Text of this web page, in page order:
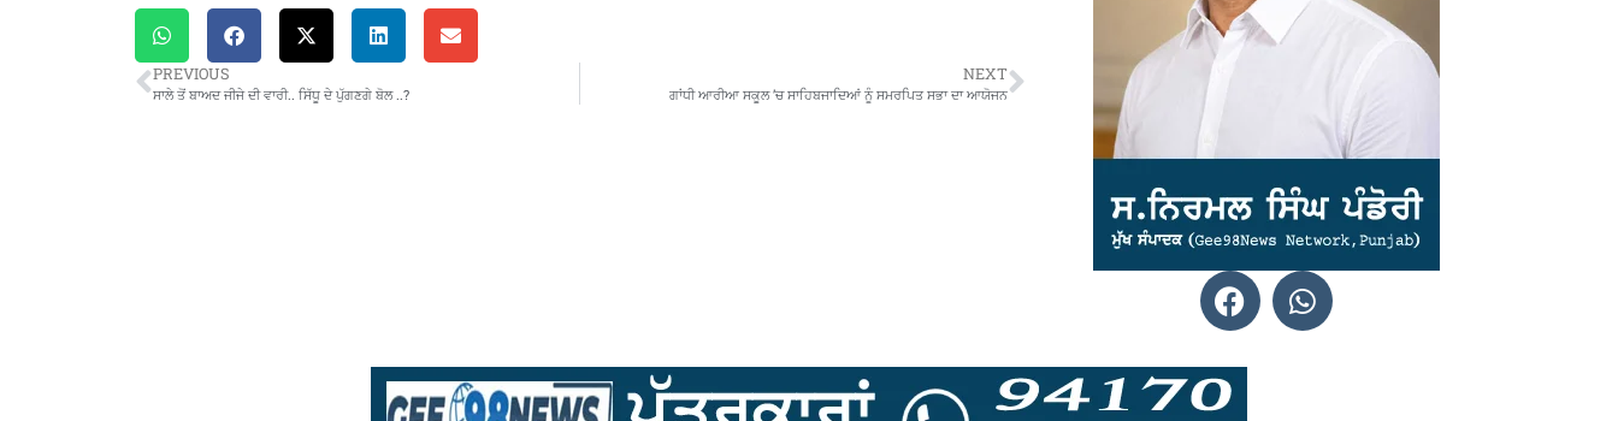
PREVIOUS
ਸਾਲੇ ਤੋਂ ਬਾਅਦ ਜੀਜੇ ਦੀ ਵਾਰੀ.. ਸਿੱਧੂ ਦੇ ਪੁੱਗਣਗੇ ਬੋਲ ..?
NEXT
ਗਾਂਧੀ ਆਰੀਆ ਸਕੂਲ ’ਚ ਸਾਹਿਬਜਾਦਿਆਂ ਨੂੰ ਸਮਰਪਿਤ ਸਭਾ ਦਾ ਆਯੋਜਨ